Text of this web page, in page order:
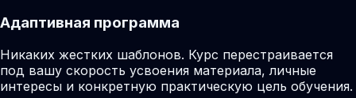
Адаптивная программа
Никаких жестких шаблонов. Курс перестраивается
под вашу скорость усвоения материала, личные
интересы и конкретную практическую цель обучения.